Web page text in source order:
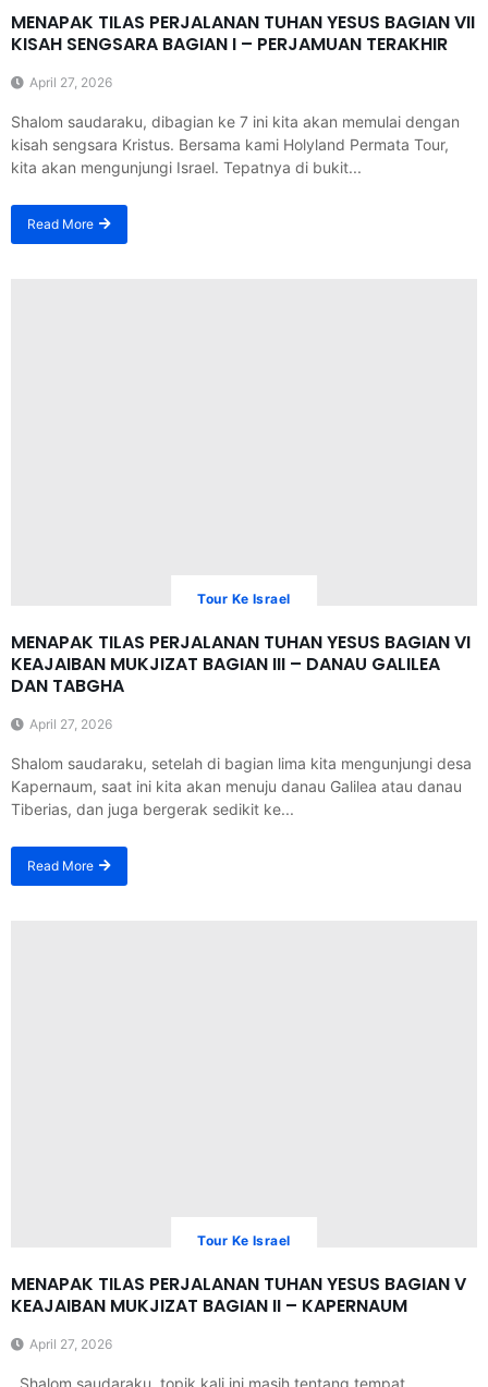
MENAPAK TILAS PERJALANAN TUHAN YESUS BAGIAN VII
KISAH SENGSARA BAGIAN I – PERJAMUAN TERAKHIR
April 27, 2026
Shalom saudaraku, dibagian ke 7 ini kita akan memulai dengan
kisah sengsara Kristus. Bersama kami Holyland Permata Tour,
kita akan mengunjungi Israel. Tepatnya di bukit...
Read More
Tour Ke Israel
MENAPAK TILAS PERJALANAN TUHAN YESUS BAGIAN VI
KEAJAIBAN MUKJIZAT BAGIAN III – DANAU GALILEA
DAN TABGHA
April 27, 2026
Shalom saudaraku, setelah di bagian lima kita mengunjungi desa
Kapernaum, saat ini kita akan menuju danau Galilea atau danau
Tiberias, dan juga bergerak sedikit ke...
Read More
Tour Ke Israel
MENAPAK TILAS PERJALANAN TUHAN YESUS BAGIAN V
KEAJAIBAN MUKJIZAT BAGIAN II – KAPERNAUM
April 27, 2026
Shalom saudaraku, topik kali ini masih tentang tempat